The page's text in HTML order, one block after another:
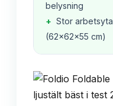
belysning
+ Stor arbetsyta
(62x62x55 cm)